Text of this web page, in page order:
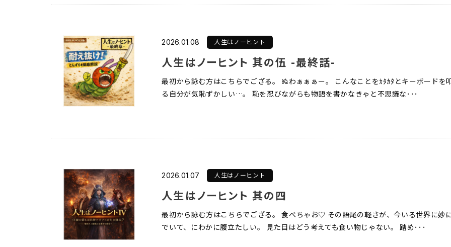
2026.01.08 人生はノーヒント
人生はノーヒント 其の伍 -最終話-
最初から詠む方はこちらでござる。 ぬわぁぁぁー。 こんなことをｶﾀｶﾀとキーボードを
る自分が気恥ずかしい…。 恥を忍びながらも物語を書かなきゃと不思議な･･･
2026.01.07 人生はノーヒント
人生はノーヒント 其の四
最初から詠む方はこちらでござる。 食べちゃお♡ その語尾の軽さが、今いる世界に妙
でいて、にわかに腹立たしい。 見た目はどう考えても食い物じゃない。 踏め･･･